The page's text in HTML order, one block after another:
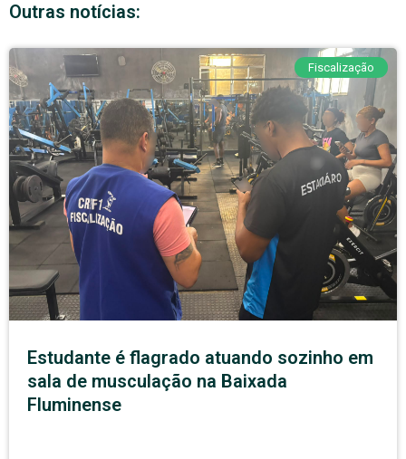
Outras notícias:
Fiscalização
Estudante é flagrado atuando sozinho em
sala de musculação na Baixada
Fluminense